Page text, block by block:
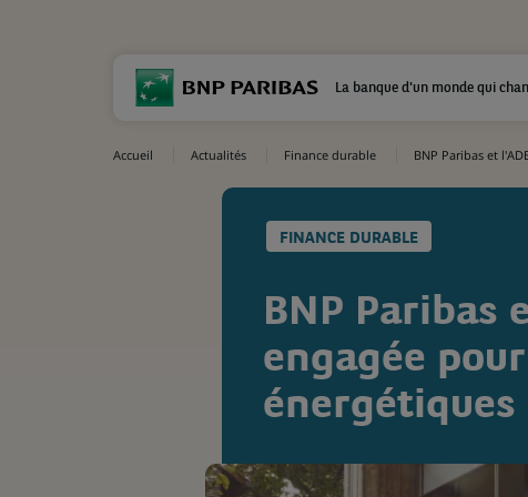
La banque d'un monde qui
Accueil Actualités Finance durable BNP Paribas et
FINANCE DURABLE
BNP Paribas
engagée